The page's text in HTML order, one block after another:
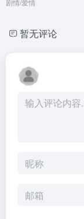
剧情/爱情
暂无评论